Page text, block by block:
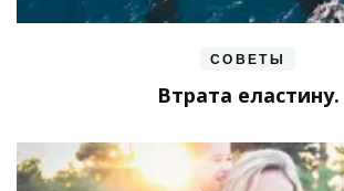
СОВЕТЫ
Втрата еластину.